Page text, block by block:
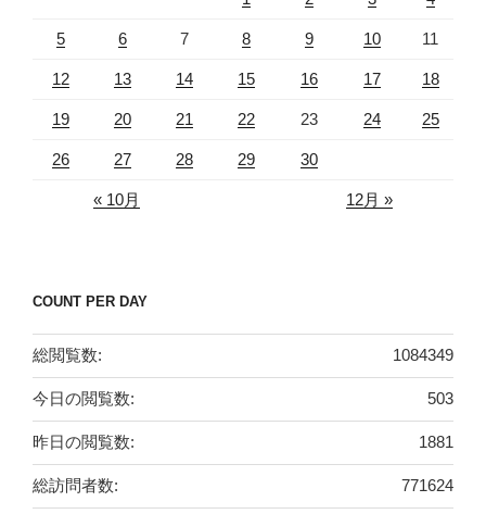
5 6 7 8 9 10 11
12 13 14 15 16 17 18
19 20 21 22 23 24 25
26 27 28 29 30
« 10月 12月 »
COUNT PER DAY
1084349
総閲覧数:
503
今日の閲覧数:
1881
昨日の閲覧数:
771624
総訪問者数: